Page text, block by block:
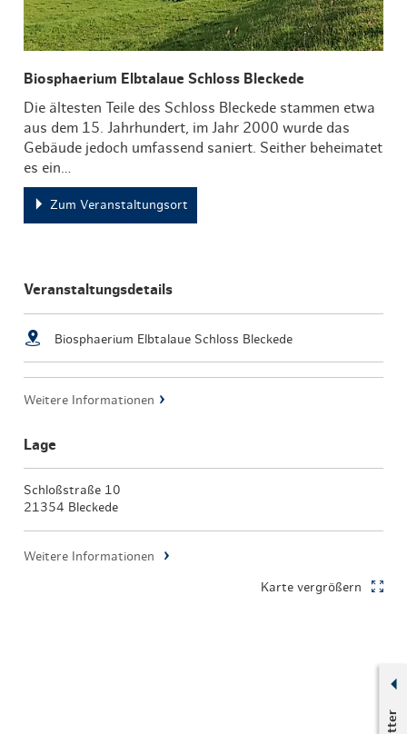
Biosphaerium Elbtalaue Schloss Bleckede
Die ältesten Teile des Schloss Bleckede stammen etwa
aus dem 15. Jahrhundert, im Jahr 2000 wurde das
Gebäude jedoch umfassend saniert. Seither beheimatet
es ein…
Zum Veranstaltungsort
Veranstaltungsdetails
Biosphaerium Elbtalaue Schloss Bleckede
Weitere Informationen
Lage
Schloßstraße 10
21354 Bleckede
Weitere Informationen
Karte vergrößern